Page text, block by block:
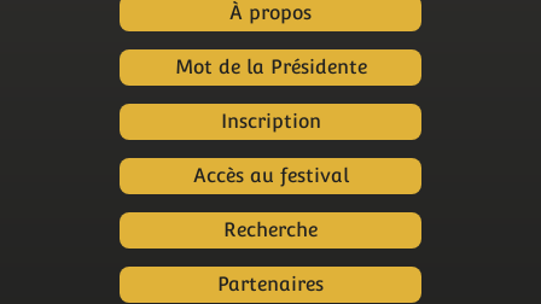
À propos
Mot de la Présidente
Inscription
Accès au festival
Recherche
Partenaires